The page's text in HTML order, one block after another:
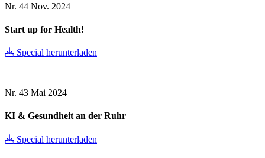
Nr. 44 Nov. 2024
Start up for Health!
Special herunterladen
Nr. 43 Mai 2024
KI & Gesundheit an der Ruhr
Special herunterladen